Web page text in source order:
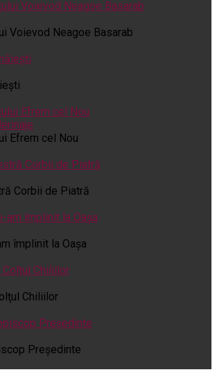
Voievod Neagoe Basarab
Efrem cel Nou
Corbii de Piatră
împlinit la Oaşa
Chiliilor
Preşedinte